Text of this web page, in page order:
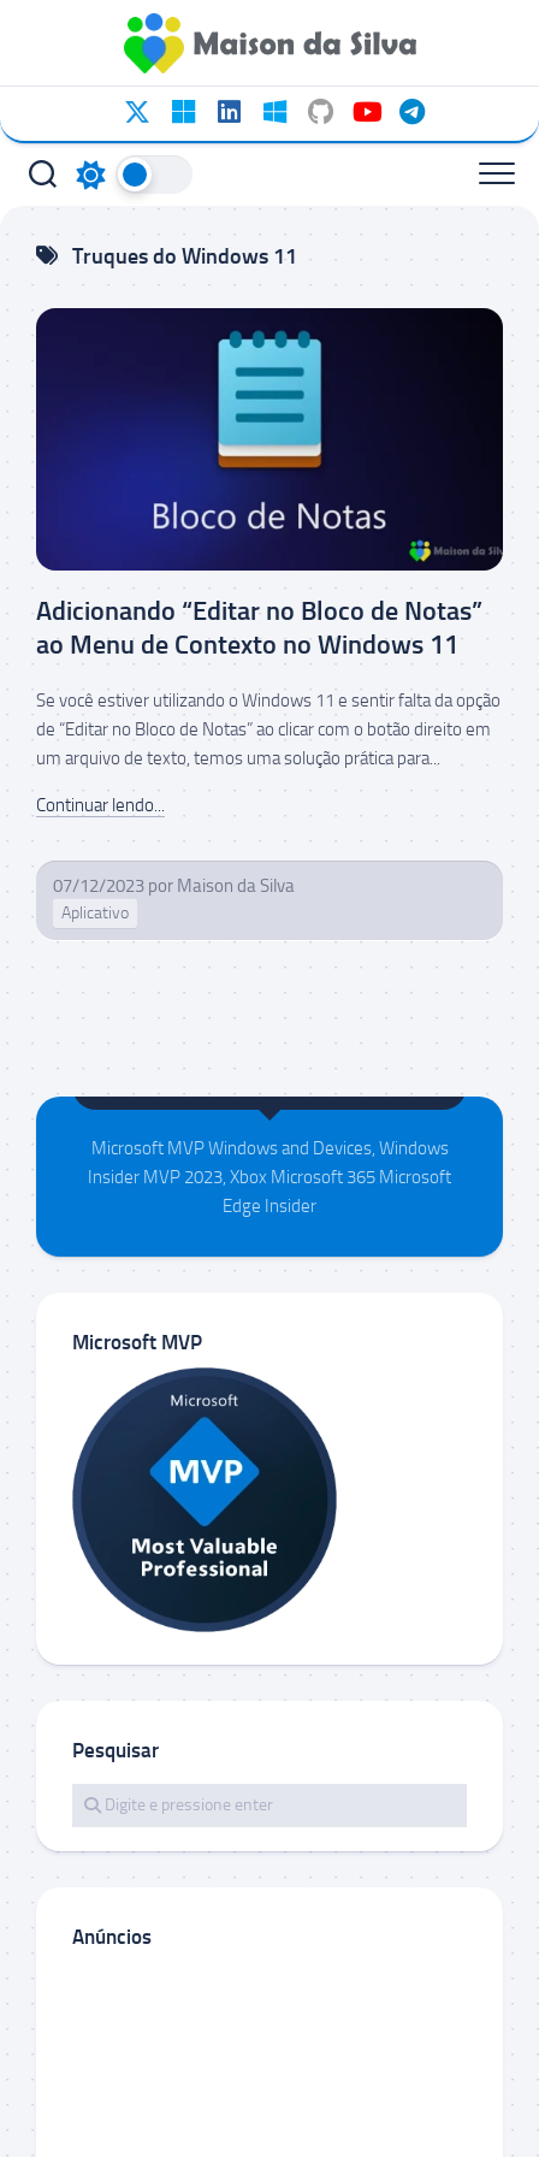
conteúdo
Truques do Windows 11
Adicionando “Editar no Bloco de Notas”
ao Menu de Contexto no Windows 11
Se você estiver utilizando o Windows 11 e sentir falta da opção
de “Editar no Bloco de Notas” ao clicar com o botão direito em
um arquivo de texto, temos uma solução prática para...
Continuar lendo...
07/12/2023 por Maison da Silva
Aplicativo
Microsoft MVP Windows and Devices, Windows
Insider MVP 2023, Xbox Microsoft 365 Microsoft
Edge Insider
Microsoft MVP
Pesquisar
Anúncios